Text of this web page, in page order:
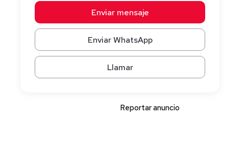
Enviar mensaje
Enviar WhatsApp
Llamar
Reportar anuncio